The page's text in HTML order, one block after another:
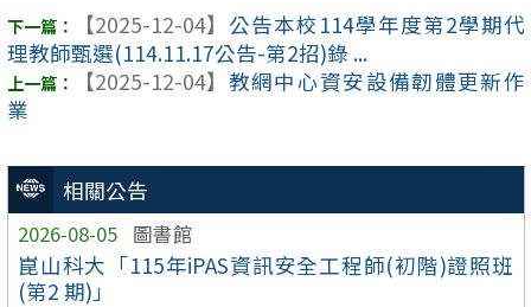
相關公告
2026-08-05 圖書館
崑山科大「115年iPAS資訊安全工程師(初階)證照班
(第2 期)」
【2025-12-04】 公告本校114學年度第2學期代
理教師甄選(114.11.17公告-第2招)錄 ...
【2025-12-04】 教網中心資安設備韌體更新作
業